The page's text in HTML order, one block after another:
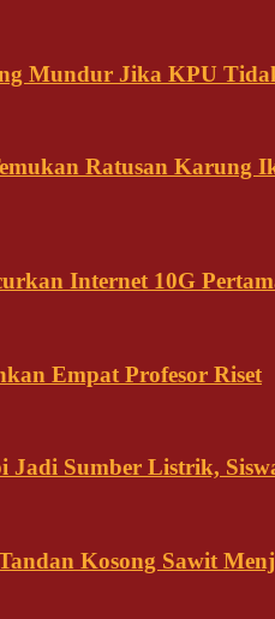
Mundur Jika KPU
Ratusan Karung
Internet 10G
Empat Profesor Riset
Jadi Sumber Listrik,
Kosong Sawit